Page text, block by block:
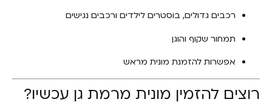
רכבים גדולים, בוסטרים לילדים ורכבים נגישים
תמחור שקוף והוגן
אפשרות להזמנת מונית מראש
רוצים להזמין מונית מרמת גן עכשיו?